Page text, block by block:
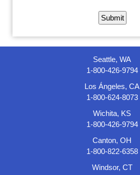
Seattle, WA
1-800-426-9794
Los Ángeles, CA
1-800-624-8073
Wichita, KS
1-800-426-9794
Canton, OH
1-800-822-6358
Windsor, CT